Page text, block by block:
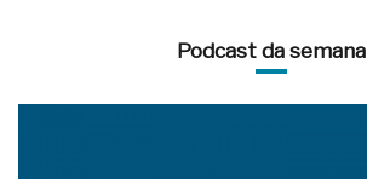
Podcast da semana